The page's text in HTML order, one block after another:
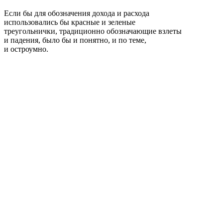
Если бы для обозначения дохода и расхода
использовались бы красные и зеленые
треугольнички, традиционно обозначающие взлеты
и падения, было бы и понятно, и по теме,
и остроумно.